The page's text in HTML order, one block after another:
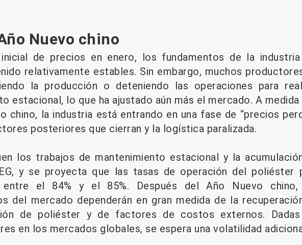
Nuevo chino
de precios en enero, los fundamentos de la
relativamente estables. Sin embargo, muchos
la producción o deteniendo las operaciones para
estacional, lo que ha ajustado aún más el mercado. A medida
chino, la industria está entrando en una fase de “precios
posteriores que cierran y la logística paralizada.
los trabajos de mantenimiento estacional y la
y se proyecta que las tasas de operación del poliéster
entre el 84% y el 85%. Después del Año Nuevo
del mercado dependerán en gran medida de la
de poliéster y de factores de costos externos.
en los mercados globales, se espera una volatilidad